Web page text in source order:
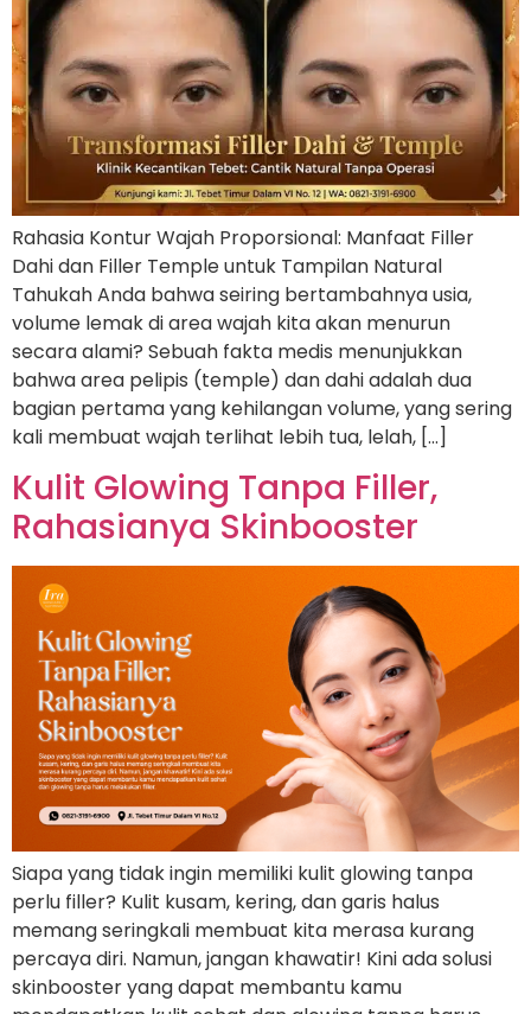
Rahasia Kontur Wajah Proporsional: Manfaat Filler
Dahi dan Filler Temple untuk Tampilan Natural
Tahukah Anda bahwa seiring bertambahnya usia,
volume lemak di area wajah kita akan menurun
secara alami? Sebuah fakta medis menunjukkan
bahwa area pelipis (temple) dan dahi adalah dua
bagian pertama yang kehilangan volume, yang sering
kali membuat wajah terlihat lebih tua, lelah, […]
Kulit Glowing Tanpa Filler,
Rahasianya Skinbooster
Siapa yang tidak ingin memiliki kulit glowing tanpa
perlu filler? Kulit kusam, kering, dan garis halus
memang seringkali membuat kita merasa kurang
percaya diri. Namun, jangan khawatir! Kini ada solusi
skinbooster yang dapat membantu kamu